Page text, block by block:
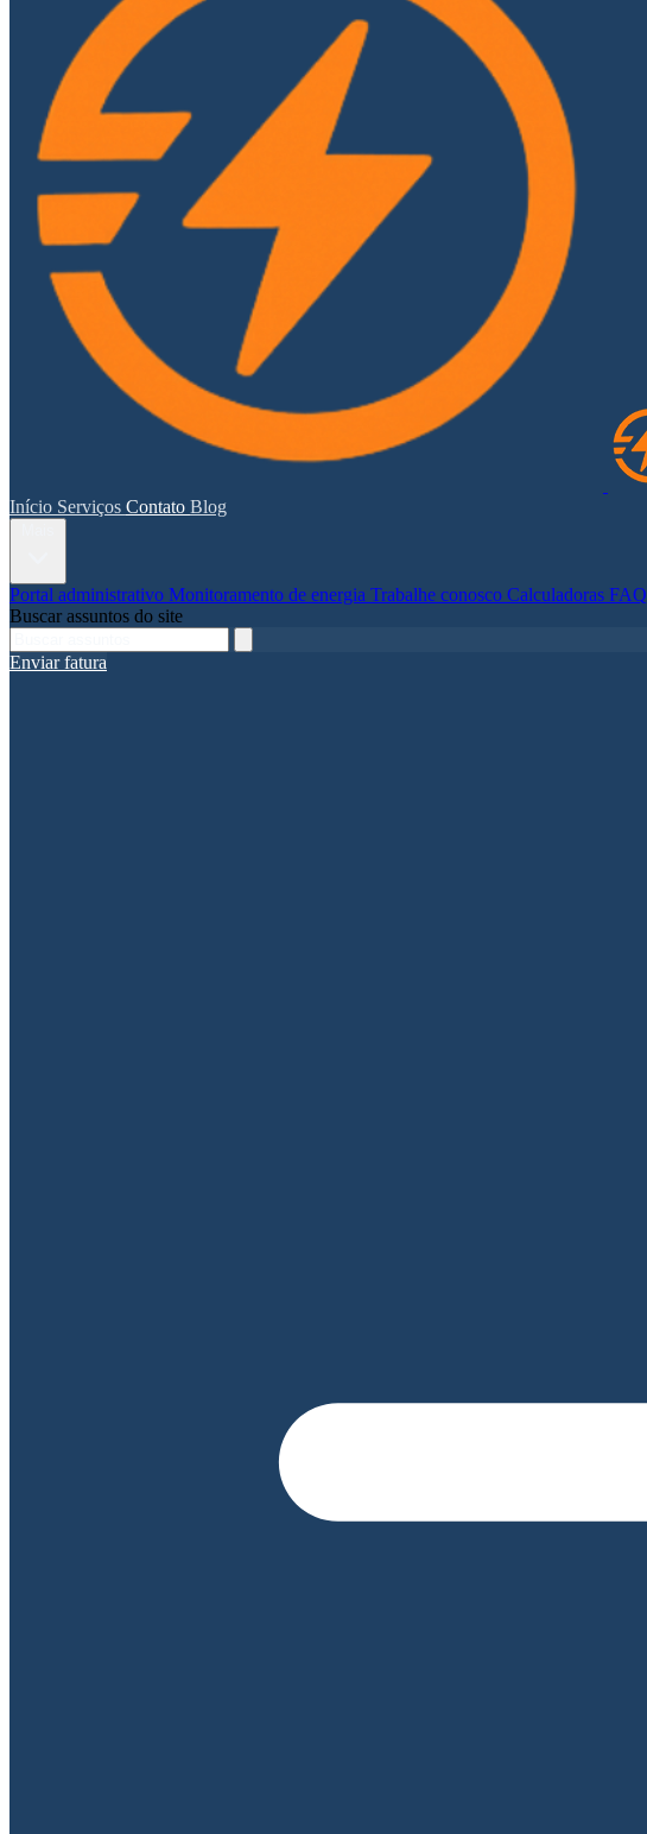
Início Serviços Contato Blog
Portal administrativo Monitoramento de energia Trabalhe conosco Calculadoras FAQ
Buscar assuntos do site
Enviar fatura